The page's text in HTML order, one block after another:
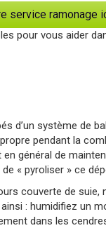
service ramonage
pour vous aider
d’un système de
pendant la
général de
« pyroliser » ce
couverte de suie,
: humidifiez un
dans les